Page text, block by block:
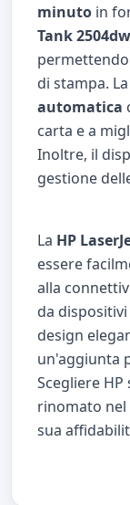
minuto in
Tank 2504dw
di stampa.
automatica
carta e a
Inoltre, il
gestione
La HP
essere
alla
da
design
un'aggiunta
Scegliere
rinomato nel
sua